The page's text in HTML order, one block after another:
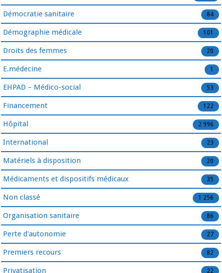
Démocratie sanitaire 84
Démographie médicale 101
Droits des femmes 20
E.médecine 1
EHPAD – Médico-social 53
Financement 122
Hôpital 2 996
International 23
Matériels à disposition 20
Médicaments et dispositifs médicaux 35
Non classé 1 256
Organisation sanitaire 86
Perte d'autonomie 27
Premiers recours 82
Privatisation 22